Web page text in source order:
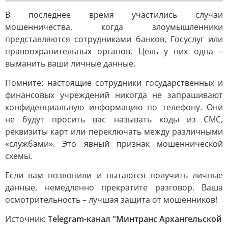
В последнее время участились случаи
мошенничества, когда злоумышленники
представляются сотрудниками банков, Госуслуг или
правоохранительных органов. Цель у них одна –
выманить ваши личные данные.
Помните: настоящие сотрудники государственных и
финансовых учреждений никогда не запрашивают
конфиденциальную информацию по телефону. Они
не будут просить вас называть коды из СМС,
реквизиты карт или переключать между различными
«службами». Это явный признак мошеннической
схемы.
Если вам позвонили и пытаются получить личные
данные, немедленно прекратите разговор. Ваша
осмотрительность – лучшая защита от мошенников!
Источник: Telegram-канал "Минтранс Архангельской